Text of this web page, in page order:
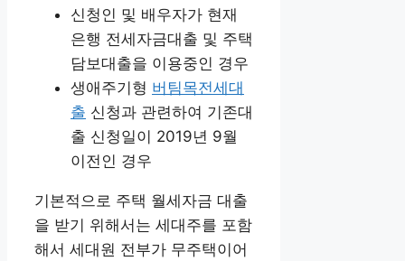
신청인 및 배우자가 현재
은행 전세자금대출 및 주택
담보대출을 이용중인 경우
생애주기형 버팀목전세대
출 신청과 관련하여 기존대
출 신청일이 2019년 9월
이전인 경우
기본적으로 주택 월세자금 대출
을 받기 위해서는 세대주를 포함
해서 세대원 전부가 무주택이어